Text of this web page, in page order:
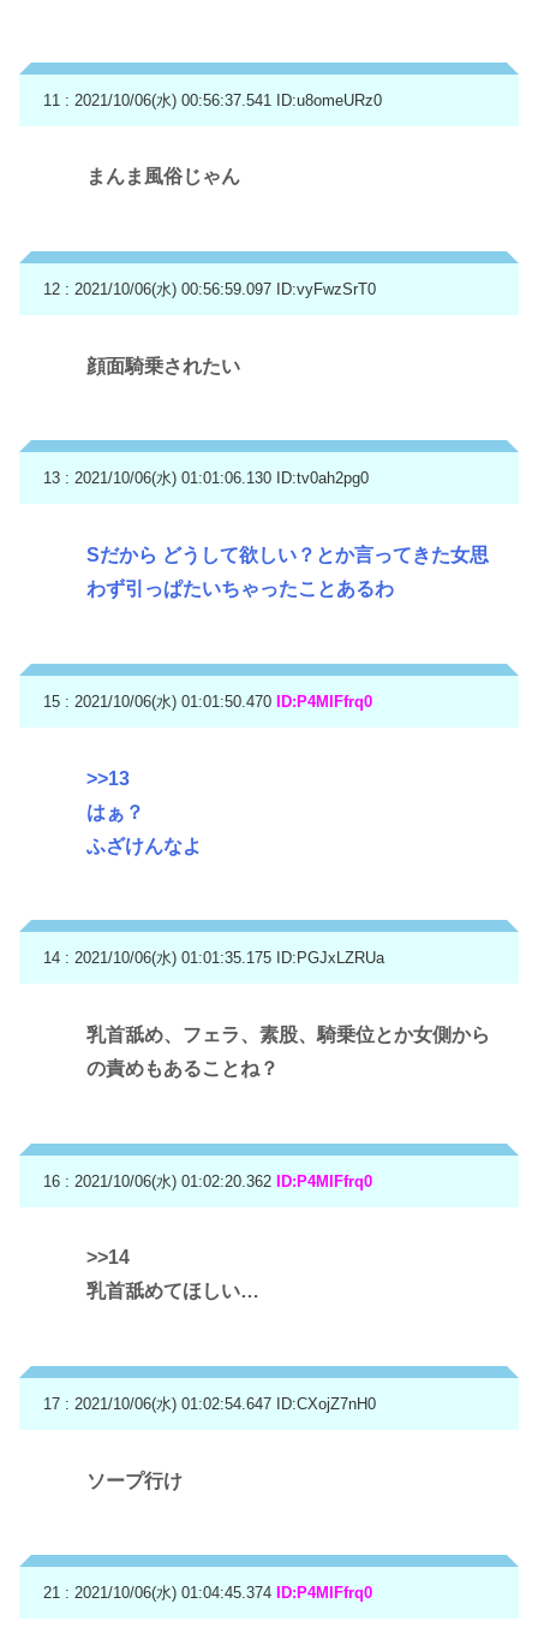
11 : 2021/10/06(水) 00:56:37.541 ID:u8omeURz0
まんま風俗じゃん
12 : 2021/10/06(水) 00:56:59.097 ID:vyFwzSrT0
顔面騎乗されたい
13 : 2021/10/06(水) 01:01:06.130 ID:tv0ah2pg0
Sだから どうして欲しい？とか言ってきた女思
わず引っぱたいちゃったことあるわ
15 : 2021/10/06(水) 01:01:50.470 ID:P4MIFfrq0
>>13
はぁ？
ふざけんなよ
14 : 2021/10/06(水) 01:01:35.175 ID:PGJxLZRUa
乳首舐め、フェラ、素股、騎乗位とか女側から
の責めもあることね？
16 : 2021/10/06(水) 01:02:20.362 ID:P4MIFfrq0
>>14
乳首舐めてほしい…
17 : 2021/10/06(水) 01:02:54.647 ID:CXojZ7nH0
ソープ行け
21 : 2021/10/06(水) 01:04:45.374 ID:P4MIFfrq0